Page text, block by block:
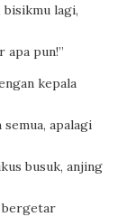
bisikmu lagi,
apa pun!”
kepala
apalagi
busuk, anjing
bergetar